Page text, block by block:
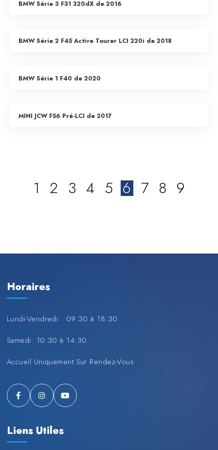
BMW Série 3 F31 320dX de 2016
BMW Série 2 F45 Active Tourer LCI 220i de 2018
BMW Série 1 F40 de 2020
MINI JCW F56 Pré-LCI de 2017
1 2 3 4 5 6 7 8 9
Horaires
Lundi-Vendredi : 09:30 à 18:30
Samedi: 10:30 à 14:30
Accueil Uniquement Sur Rendez-Vous
Liens Utiles